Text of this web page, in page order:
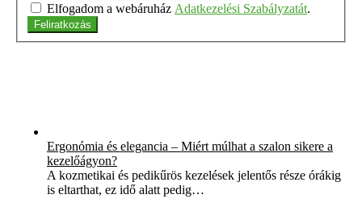
Elfogadom a webáruház Adatkezelési Szabályzatát.
Feliratkozás
Ergonómia és elegancia – Miért múlhat a szalon sikere a
kezelőágyon?
A kozmetikai és pedikűrös kezelések jelentős része órákig
is eltarthat, ez idő alatt pedig…